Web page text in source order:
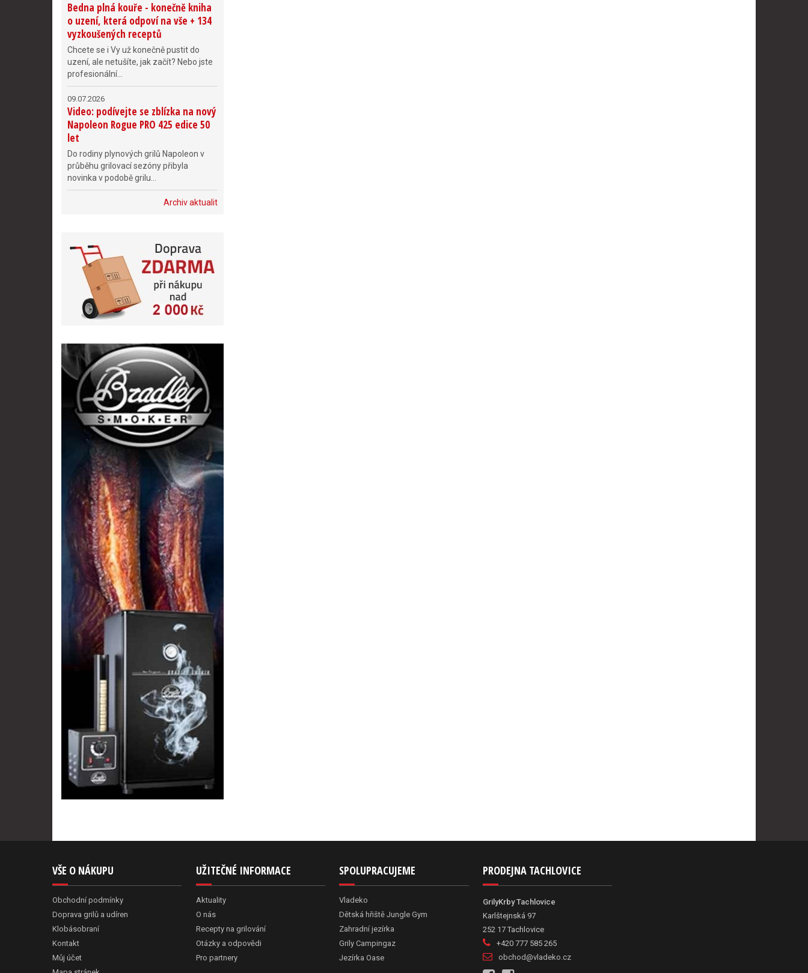
Bedna plná kouře - konečně kniha
o uzení, která odpoví na vše + 134
vyzkoušených receptů
Chcete se i Vy už konečně pustit do
uzení, ale netušíte, jak začít? Nebo jste
profesionální...
09.07.2026
Video: podívejte se zblízka na nový
Napoleon Rogue PRO 425 edice 50
let
Do rodiny plynových grilů Napoleon v
průběhu grilovací sezóny přibyla
novinka v podobě grilu...
Archiv aktualit
VŠE O NÁKUPU
Obchodní podmínky
Doprava grilů a udíren
Klobásobraní
Kontakt
Můj účet
UŽITEČNÉ INFORMACE
Aktuality
O nás
Recepty na grilování
Otázky a odpovědi
Pro partnery
SPOLUPRACUJEME
Vladeko
Dětská hřiště Jungle Gym
Zahradní jezírka
Grily Campingaz
Jezírka Oase
PRODEJNA TACHLOVICE
GrilyKrby Tachlovice
Karlštejnská 97
252 17 Tachlovice
+420 777 585 265
obchod@vladeko.cz